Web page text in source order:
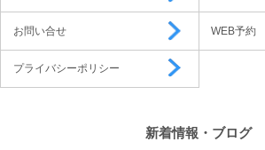
お問い合せ WEB予約
プライバシーポリシー
新着情報・ブログ